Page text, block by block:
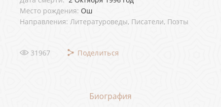
Место рождения: Ош
Направления: Литературоведы, Писатели, Поэты
31967 Поделиться
Биография